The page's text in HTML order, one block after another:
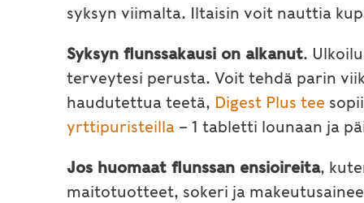
syksyn viimalta. Iltaisin voit nauttia
Syksyn flunssakausi on alkanut.
terveytesi perusta. Voit tehdä parin
haudutettua teetä, Digest Plus tee
yrttipuristeilla – 1 tabletti lounaan ja
Jos huomaat flunssan ensioireita,
maitotuotteet, sokeri ja